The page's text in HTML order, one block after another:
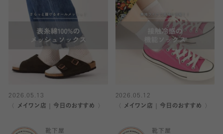
2026.05.13
〈 メイワン店｜今日のおすすめ 〉
靴下屋
2026.05.12
〈 メイワン店｜今日のおすすめ 〉
靴下屋